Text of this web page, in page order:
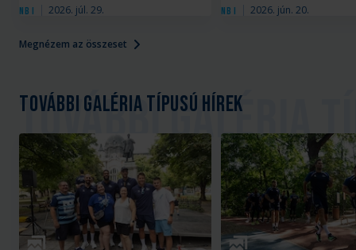
Megnézem az összeset
NB I 2026. júl. 29. NB I 2026. jún. 20.
További galéria típusú hírek
Galéria Galéria